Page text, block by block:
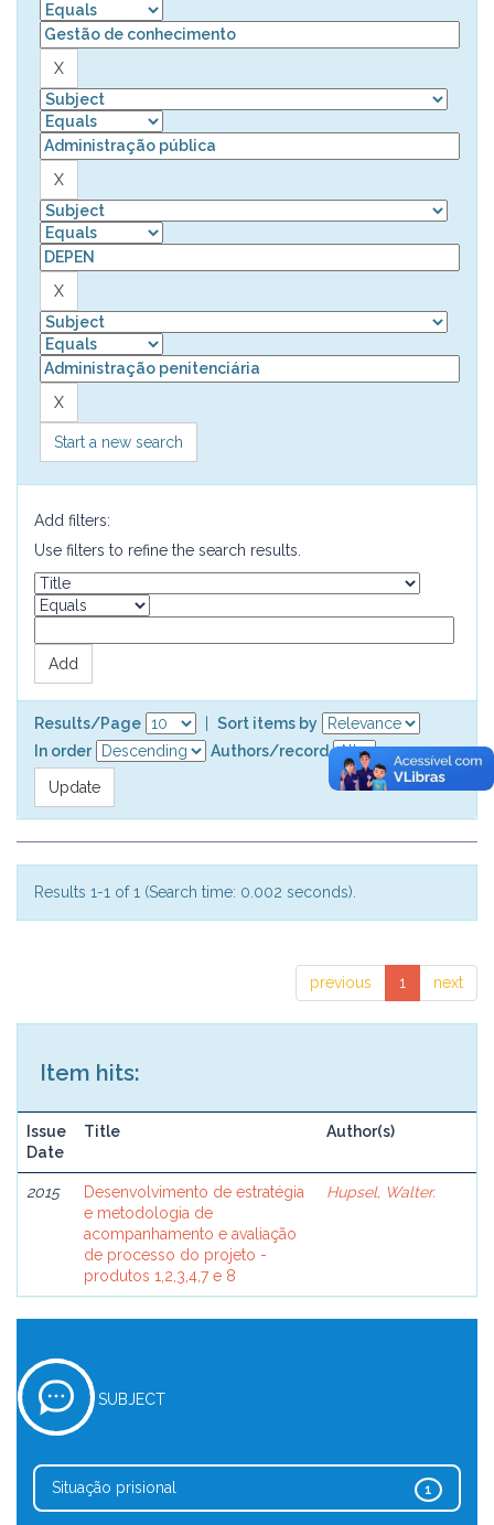
Start a new search
Add filters:
Use filters to refine the search results.
Results/Page
Sort items by
In order
Authors/record
Results 1-1 of 1 (Search time: 0.002 seconds).
previous 1 next
Item hits:
Issue
Date
Title Author(s)
2015
Desenvolvimento de estratégia
e metodologia de
acompanhamento e avaliação
de processo do projeto -
produtos 1,2,3,4,7 e 8
Hupsel, Walter.
SUBJECT
1
Situação prisional